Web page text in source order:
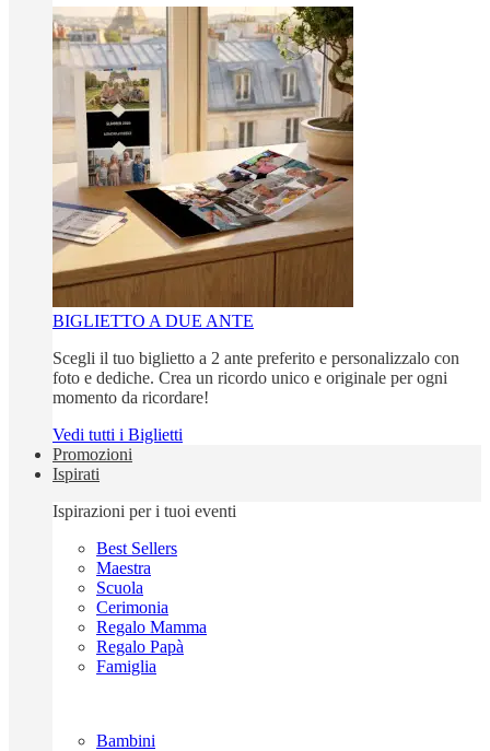
BIGLIETTO A DUE ANTE
Scegli il tuo biglietto a 2 ante preferito e personalizzalo con
foto e dediche. Crea un ricordo unico e originale per ogni
momento da ricordare!
Vedi tutti i Biglietti
Promozioni
Ispirati
Ispirazioni per i tuoi eventi
Best Sellers
Maestra
Scuola
Cerimonia
Regalo Mamma
Regalo Papà
Famiglia
Bambini